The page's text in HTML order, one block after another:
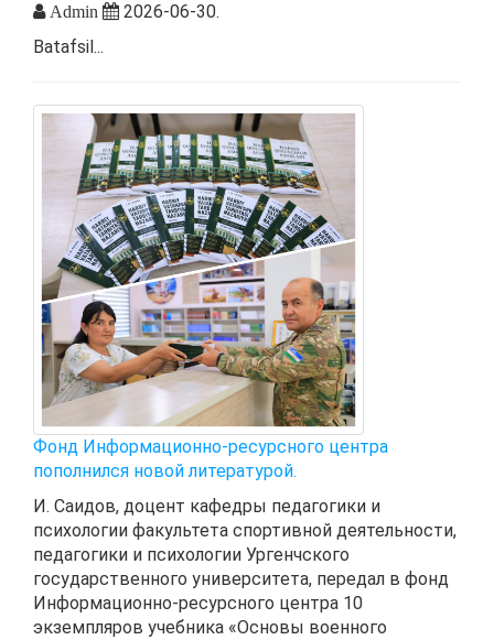
Admin
2026-06-30.
Batafsil...
Фонд Информационно-ресурсного центра
пополнился новой литературой.
И. Саидов, доцент кафедры педагогики и
психологии факультета спортивной деятельности,
педагогики и психологии Ургенчского
государственного университета, передал в фонд
Информационно-ресурсного центра 10
экземпляров учебника «Основы военного